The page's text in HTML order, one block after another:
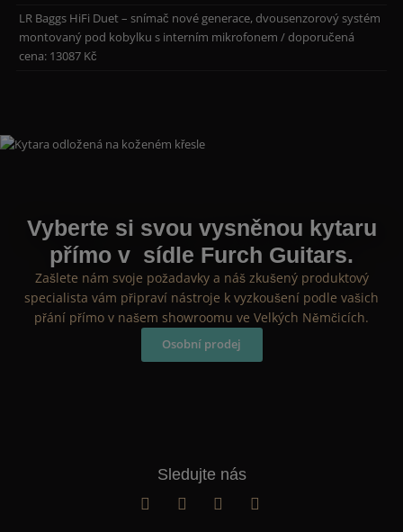
LR Baggs HiFi Duet – snímač nové generace, dvousenzorový systém
montovaný pod kobylku s interním mikrofonem / doporučená
cena: 13087 Kč
Vyberte si svou vysněnou kytaru
přímo v sídle Furch Guitars.
Zašlete nám svoje požadavky a náš zkušený produktový
specialista vám připraví nástroje k vyzkoušení podle vašich
přání přímo v našem showroomu ve Velkých Němčicích.
Osobní prodej
Sledujte nás